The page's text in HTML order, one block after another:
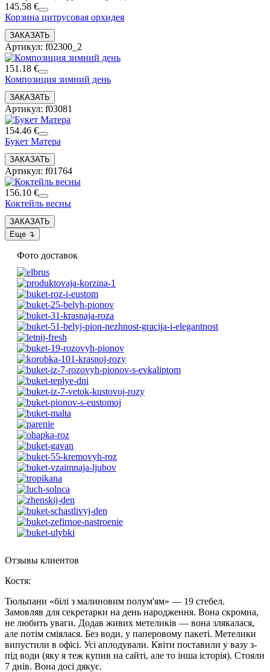
145.58 €
Корзина цитрусовая орхидея
Артикул: f02300_2
151.18 €
Композиция зимний день
Артикул: f03081
154.46 €
Букет Матера
Артикул: f01764
156.10 €
Коктейль весны
Фото доставок
Отзывы клиентов
Костя:
Тюльпани «білі з малиновим полум'ям» — 19 стебел.
Замовляв для секретарки на день народження. Вона скромна,
не любить уваги. Додав живих метеликів — вона злякалася,
але потім сміялася. Без води, у паперовому пакеті. Метелики
випустили в офісі. Усі аплодували. Квіти поставили у вазу з-
під води (яку я теж купив на сайті, але то інша історія). Стояли
7 днів. Вона досі дякує.